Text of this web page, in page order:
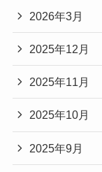
2026年3月
2025年12月
2025年11月
2025年10月
2025年9月